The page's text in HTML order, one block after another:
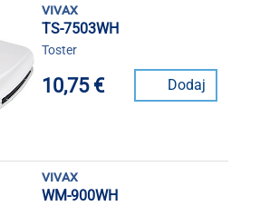
vivax
TS-7503WH
Toster
10,75 € Dodaj
vivax
WM-900WH